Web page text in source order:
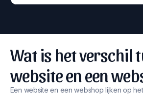
Wat is het verschil
website en een
Een website en een webshop lijken op